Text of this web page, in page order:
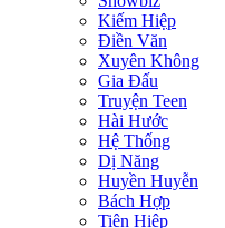
Kiếm Hiệp
Điền Văn
Xuyên Không
Gia Đấu
Truyện Teen
Hài Hước
Hệ Thống
Dị Năng
Huyền Huyễn
Bách Hợp
Tiên Hiệp